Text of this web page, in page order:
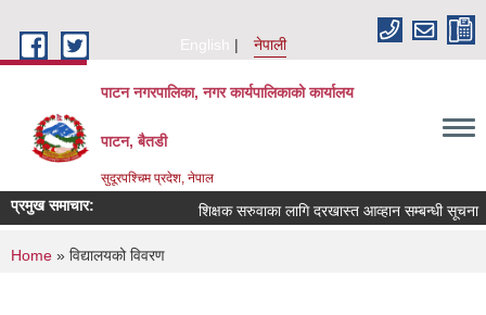
English
नेपाली
पाटन नगरपालिका, नगर कार्यपालिकाको कार्यालय
पाटन, बैतडी
सुदूरपश्चिम प्रदेश, नेपाल
प्रमुख समाचार: शिक्षक सरुवाका लागि दरखास्त आव्हान सम्बन्धी सूचना ।
You are here
Home » विद्यालयको विवरण